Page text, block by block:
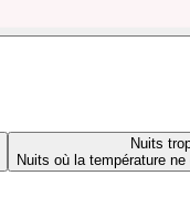
Nuits
Nuits où la température